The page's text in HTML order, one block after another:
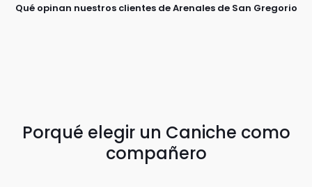
Qué opinan nuestros clientes de Arenales de San Gregorio
Porqué elegir un Caniche como
compañero